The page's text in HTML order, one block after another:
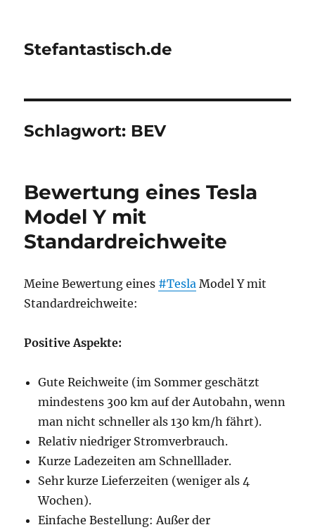
Stefantastisch.de
Schlagwort: BEV
Bewertung eines Tesla
Model Y mit
Standardreichweite
Meine Bewertung eines #Tesla Model Y mit
Standardreichweite:
Positive Aspekte:
Gute Reichweite (im Sommer geschätzt
mindestens 300 km auf der Autobahn, wenn
man nicht schneller als 130 km/h fährt).
Relativ niedriger Stromverbrauch.
Kurze Ladezeiten am Schnelllader.
Sehr kurze Lieferzeiten (weniger als 4
Wochen).
Einfache Bestellung: Außer der